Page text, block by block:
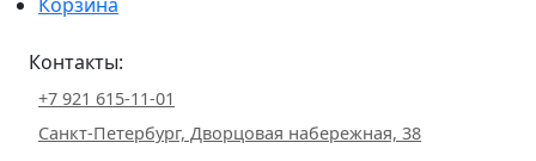
Контакты:
+7 921 615-11-01
Санкт-Петербург, Дворцовая набережная, 38